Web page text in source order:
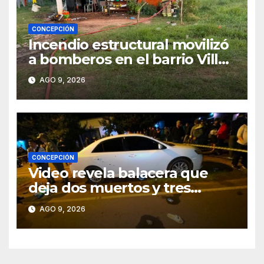
CONCEPCIÓN
Incendio estructural movilizó
a bomberos en el barrio Villa
Alta
AGO 9, 2026
CONCEPCIÓN
Video revela balacera que
deja dos muertos y tres
heridos en Tava’ i, Caazapá
AGO 9, 2026